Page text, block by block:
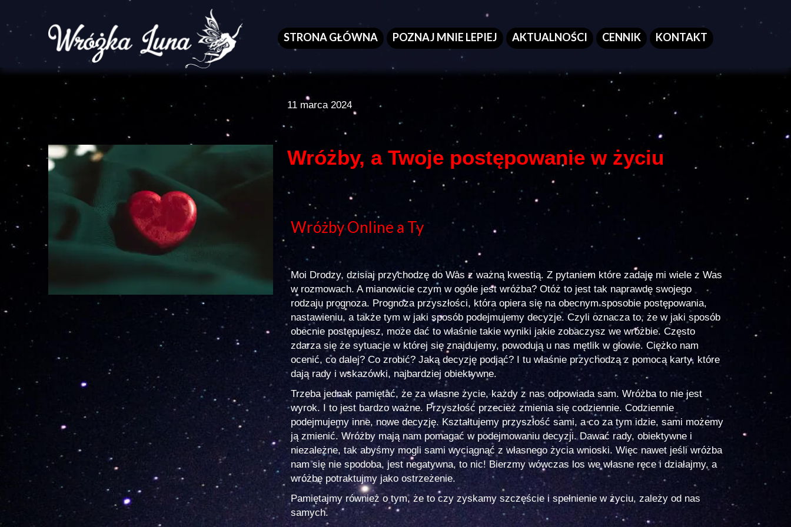
11 marca 2024
Wróżby, a Twoje postępowanie w życiu
Wróżby Online a Ty
Moi Drodzy, dzisiaj przychodzę do Was z ważną kwestią. Z pytaniem które zadaję mi wiele z Was
w rozmowach. A mianowicie czym w ogóle jest wróżba? Otóż to jest tak naprawdę swojego
rodzaju prognoza. Prognoza przyszłości, która opiera się na obecnym sposobie postępowania,
nastawieniu, a także tym w jaki sposób podejmujemy decyzje. Czyli oznacza to, że w jaki sposób
obecnie postępujesz, może dać to właśnie takie wyniki jakie zobaczysz we wróżbie. Często
zdarza się że sytuacje w której się znajdujemy, powodują u nas mętlik w głowie. Ciężko nam
ocenić, co dalej? Co zrobić? Jaką decyzję podjąć? I tu właśnie przychodzą z pomocą karty, które
dają rady i wskazówki, najbardziej obiektywne.
Trzeba jednak pamiętać, że za własne życie, każdy z nas odpowiada sam. Wróżba to nie jest
wyrok. I to jest bardzo ważne. Przyszłość przecież zmienia się codziennie. Codziennie
podejmujemy inne, nowe decyzję. Kształtujemy przyszłość sami, a co za tym idzie, sami możemy
ją zmienić. Wróżby mają nam pomagać w podejmowaniu decyzji. Dawać rady, obiektywne i
niezależne, tak abyśmy mogli sami wyciągnąć z własnego życia wnioski. Więc nawet jeśli wróżba
nam się nie spodoba, jest negatywna, to nic! Bierzmy wówczas los we własne ręce i działajmy, a
wróżbę potraktujmy jako ostrzeżenie.
Pamiętajmy również o tym, że to czy zyskamy szczęście i spełnienie w życiu, zależy od nas
samych.
STRONA GŁÓWNA POZNAJ MNIE LEPIEJ AKTUALNOŚCI CENNIK KONTAKT